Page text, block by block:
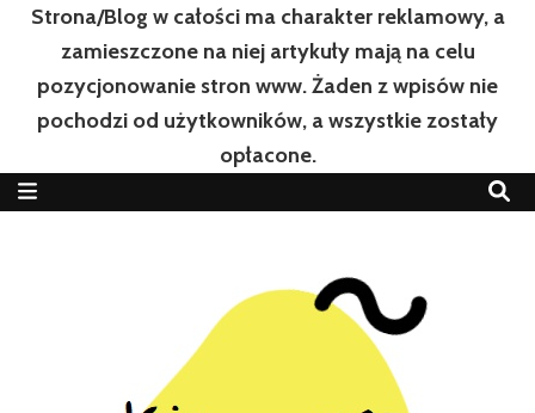
Strona/Blog w całości ma charakter reklamowy, a
zamieszczone na niej artykuły mają na celu
pozycjonowanie stron www. Żaden z wpisów nie
pochodzi od użytkowników, a wszystkie zostały
opłacone.